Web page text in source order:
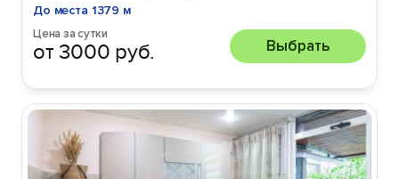
До места 1379 м
Цена за сутки
от 3000 руб. Выбрать